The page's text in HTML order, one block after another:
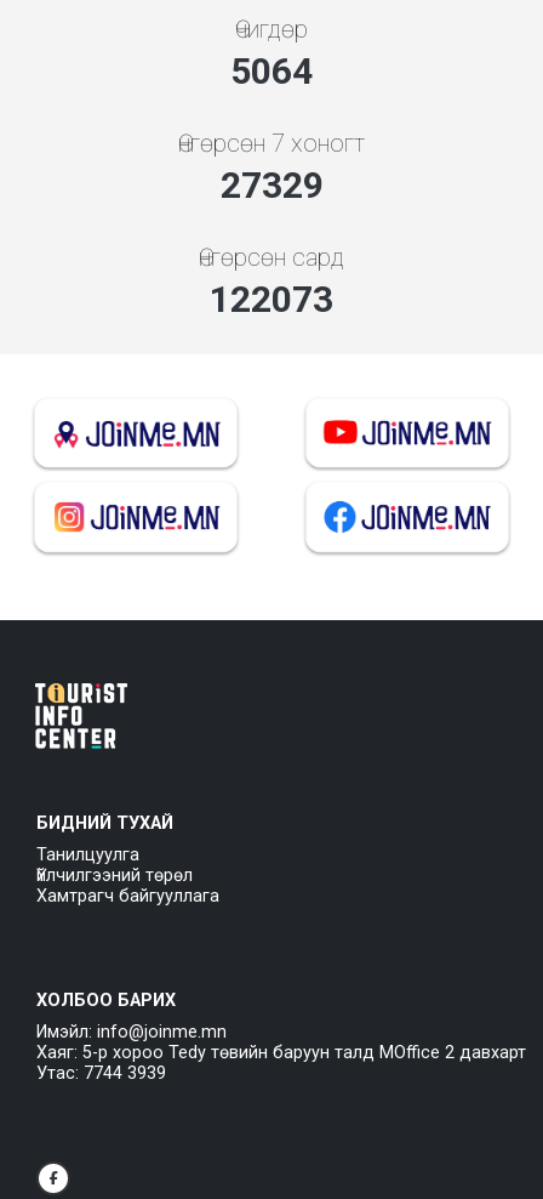
Өчигдөр
5453
Өнгөрсөн 7 хоногт
29432
Өнгөрсөн сард
131464
БИДНИЙ ТУХАЙ
Танилцуулга
Үйлчилгээний төрөл
Хамтрагч байгууллага
ХОЛБОО БАРИХ
Имэйл: info@joinme.mn
Хаяг: 5-р хороо Tedy төвийн баруун талд MOffice 2 давхарт
Утас: 7744 3939